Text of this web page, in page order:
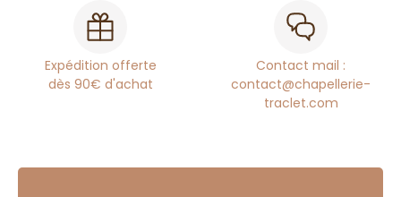
Expédition offerte
dès 90€ d'achat
Contact mail :
contact@chapellerie-
traclet.com